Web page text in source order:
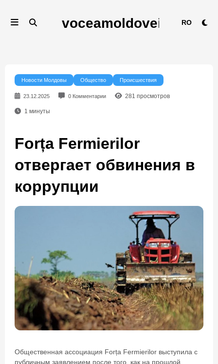
содержимому
RO
Новости Молдовы Общество Происшествия
23.12.2025 0 Комментарии 281 просмотров
1 минуты
Forța Fermierilor
отвергает обвинения в
коррупции
Общественная ассоциация Forța Fermierilor выступила с
публичным заявлением после того, как на прошлой